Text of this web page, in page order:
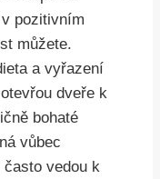
pozitivním
můžete.
a vyřazení
dveře k
bohaté
vůbec
vedou k